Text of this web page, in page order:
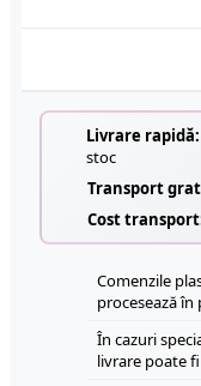
Livrare rapidă:
stoc
Transport
Cost
Comenzile
procesează
În cazuri
livrare poate